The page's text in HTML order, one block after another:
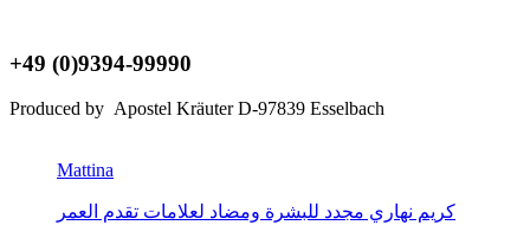
+49 (0)9394-99990
Produced by Apostel Kräuter D-97839 Esselbach
Mattina
كريم نهاري مجدد للبشرة ومضاد لعلامات تقدم العمر